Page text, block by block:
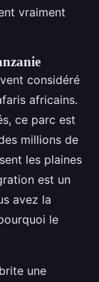
vraiment
considéré
africains.
ce parc est
millions de
les plaines
est un
avez la
le
une